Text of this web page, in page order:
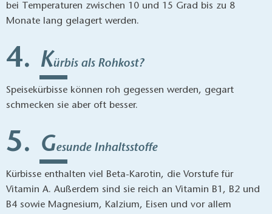
bei Temperaturen zwischen 10 und 15 Grad bis zu 8
Monate lang gelagert werden.
Kürbis als Rohkost?
Speisekürbisse können roh gegessen werden, gegart
schmecken sie aber oft besser.
Gesunde Inhaltsstoffe
Kürbisse enthalten viel Beta-Karotin, die Vorstufe für
Vitamin A. Außerdem sind sie reich an Vitamin B1, B2 und
B4 sowie Magnesium, Kalzium, Eisen und vor allem